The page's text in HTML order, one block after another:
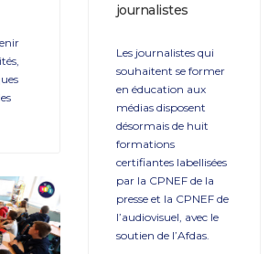
journalistes
Les journalistes qui
souhaitent se former
en éducation aux
médias disposent
désormais de huit
formations
certifiantes labellisées
par la CPNEF de la
presse et la CPNEF de
l’audiovisuel, avec le
soutien de l’Afdas.